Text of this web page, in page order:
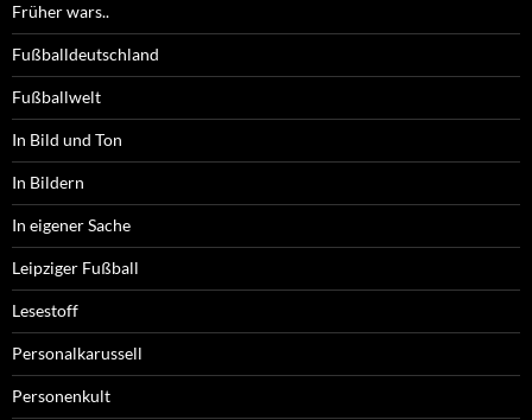
Früher wars..
Fußballdeutschland
Fußballwelt
In Bild und Ton
In Bildern
In eigener Sache
Leipziger Fußball
Lesestoff
Personalkarussell
Personenkult